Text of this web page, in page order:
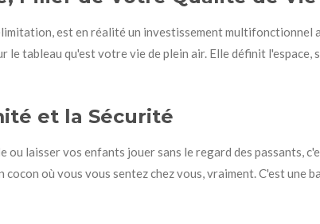
est en réalité un investissement multifonctionnel
le tableau qu'est votre vie de plein air. Elle définit
et la Sécurité
laisser vos enfants jouer sans le regard des passants,
où vous vous sentez chez vous, vraiment. C'est une